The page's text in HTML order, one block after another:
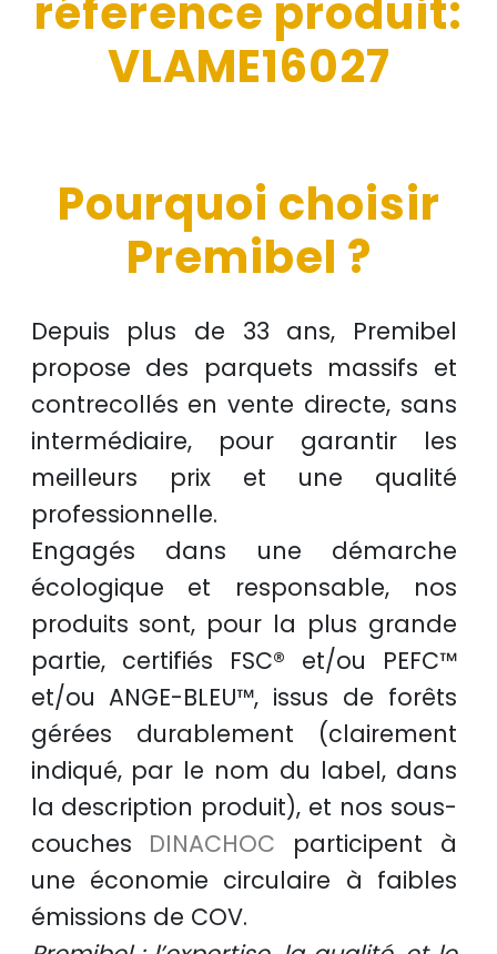
réference produit:
VLAME16027
Pourquoi choisir
Premibel ?
Depuis plus de 33 ans, Premibel
propose des parquets massifs et
contrecollés envente directe, sans
intermédiaire, pour garantir les
meilleurs prixet une qualité
professionnelle.
Engagés dans une démarche
écologique et responsable, nos
produits sont, pour la plus grande
partie, certifiés FSC® et/ou PEFC™
et/ouANGE-BLEU™, issus de forêts
gérées durablement (clairement
indiqué, par le nom du label, dans
la description produit), et nos sous-
couches DINACHOC participent à
une économie circulaire à faibles
émissions de COV.